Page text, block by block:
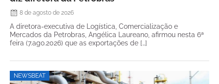
8 de agosto de 2026
A diretora-executiva de Logística, Comercialização e
Mercados da Petrobras, Angélica Laureano, afirmou nesta 6ª
feira (7.ago.2026) que as exportações de […]
NEWSBEAT